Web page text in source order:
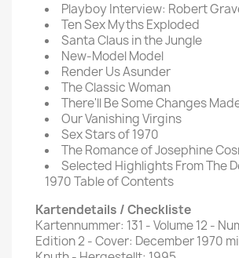
Playboy Interview: Robert
Ten Sex Myths Exploded
Santa Claus in the Jungle
New-Model Model
Render Us Asunder
The Classic Woman
There'll Be Some Changes
Our Vanishing Virgins
Sex Stars of 1970
The Romance of Josephine
Selected Highlights From The
1970 Table of Contents
Kartendetails / Checkliste
Kartennummer: 131 - Volume 12 -
Edition 2 - Cover: December 1970